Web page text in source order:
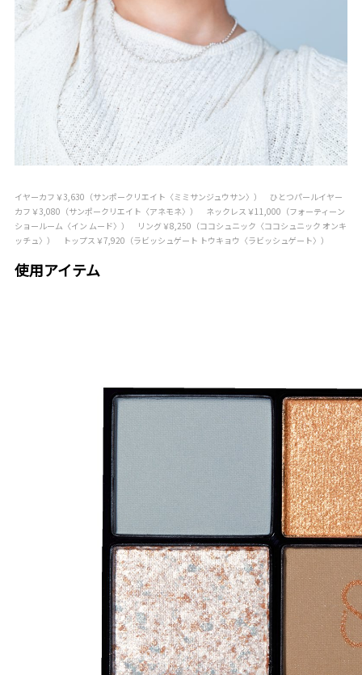
イヤーカフ￥3,630（サンポークリエイト〈ミミサンジュウサン〉） ひとつパールイヤー
カフ￥3,080（サンポークリエイト〈アネモネ〉） ネックレス￥11,000（フォーティーン
ショールーム〈イン ムード〉） リング￥8,250（ココシュニック〈ココシュニック オンキ
ッチュ〉） トップス￥7,920（ラビッシュゲート トウキョウ〈ラビッシュゲート〉）
使用アイテム